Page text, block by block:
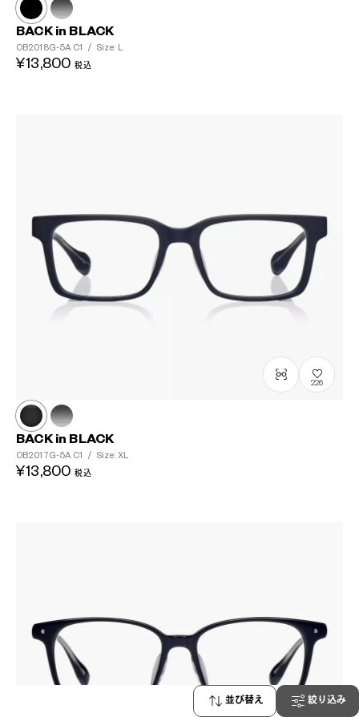
並び替え 絞り込み
BACK in BLACK
OB2018G-5A C1 / Size: L
¥13,800 税込
226
BACK in BLACK
OB2017G-5A C1 / Size: XL
¥13,800 税込